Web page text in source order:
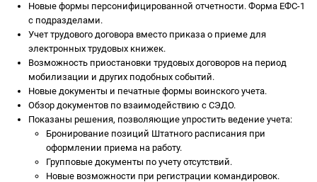
Новые формы персонифицированной отчетности. Форма ЕФС-1
с подразделами.
Учет трудового договора вместо приказа о приеме для
электронных трудовых книжек.
Возможность приостановки трудовых договоров на период
мобилизации и других подобных событий.
Новые документы и печатные формы воинского учета.
Обзор документов по взаимодействию с СЭДО.
Показаны решения, позволяющие упростить ведение учета:
Бронирование позиций Штатного расписания при
оформлении приема на работу.
Групповые документы по учету отсутствий.
Новые возможности при регистрации командировок.